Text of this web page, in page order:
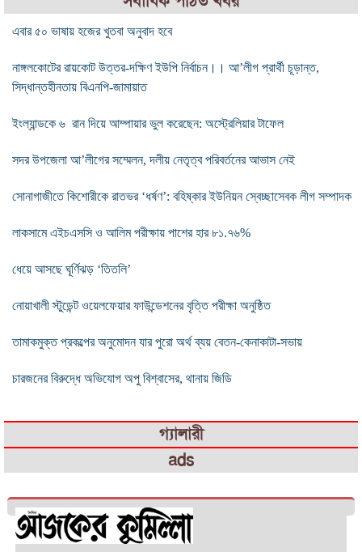
এবার ৫০ ভাষায় হজের খুতবা অনুবাদ হবে
নাঙ্গলকোটের রায়কোট উত্তর-দক্ষিণ ইউপি নির্বাচন।। আ’লীগ প্রার্থী চূড়ান্ত,
সিদ্ধান্তহীনতায় বিএনপি-জামায়াত
ইংল্যান্ডকে ৬ রান দিয়ে আম্পায়ার ভুল করেছেন: অস্ট্রেলিয়ার টাফেল
সদর উপজেলা আ’লীগের সম্মেলন, দলীয় নেতৃত্ব পরিবর্তনের আভাস নেই
সোনাগাজীতে কিশোরীকে রাতভর ‘ধর্ষণ’: বহিষ্কার ইউনিয়ন স্বেচ্ছাসেবক লীগ সম্পাদক
লাকসামে এইচএসসি ও আলিম পরীক্ষায় পাশের হার ৮১.৭৬%
ধেয়ে আসছে ঘূর্ণিঝড় ‘তিতলি’
নোয়াখালী স্টুডেন্ট ওয়েলফেয়ার ফাউন্ডেশনের বৃত্তি পরীক্ষা অনুষ্ঠিত
তামাকমুক্ত প্রকল্পের অনুমোদন যার পুরো অর্থ ব্যয় বেতন-কেনাকাটা-সভায়
চারজনের বিরুদ্ধে অভিযোগ অপু বিশ্বাসের, থানায় জিডি
গ্যালারী
ads